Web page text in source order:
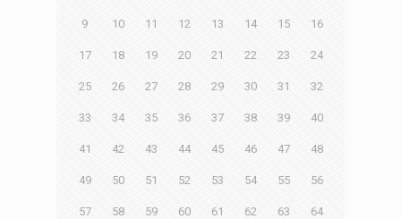
9 10 11 12 13 14 15 16
17 18 19 20 21 22 23 24
25 26 27 28 29 30 31 32
33 34 35 36 37 38 39 40
41 42 43 44 45 46 47 48
49 50 51 52 53 54 55 56
57 58 59 60 61 62 63 64